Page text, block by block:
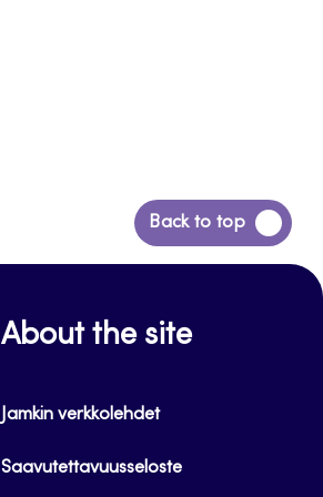
Back to top
Siirry
takaisin
About the site
Jamkin verkkolehdet
Saavutettavuusseloste